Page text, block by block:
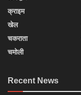
क्राइम
खेल
चकराता
चमोली
Recent News